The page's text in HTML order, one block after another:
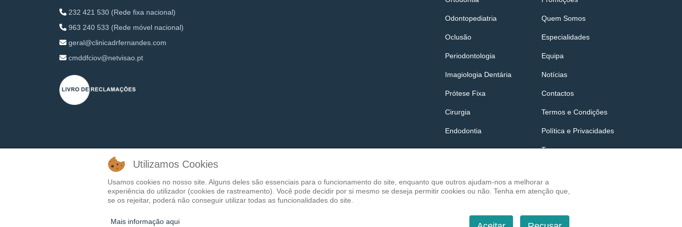
232 421 530 (Rede fixa nacional)
963 240 533 (Rede móvel nacional)
geral@clinicadrfernandes.com
cmddfciov@netvisao.pt
Odontopediatria
Oclusão
Periodontologia
Imagiologia Dentária
Prótese Fixa
Cirurgia
Endodontia
Quem Somos
Especialidades
Equipa
Notícias
Contactos
Termos e Condições
Política e Privacidades
Tags
© 2026 Clínica Médica Dentária Dr. Fernandes - Developed by Designdivision.
Utilizamos Cookies
Usamos cookies no nosso site. Alguns deles são essenciais para o funcionamento do site, enquanto que outros ajudam-nos a melhorar a
experiência do utilizador (cookies de rastreamento). Você pode decidir por si mesmo se deseja permitir cookies ou não. Tenha em atenção que,
se os rejeitar, poderá não conseguir utilizar todas as funcionalidades do site.
Mais informação aqui